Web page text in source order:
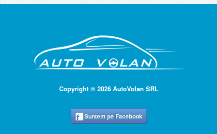
Copyright © 2026 AutoVolan SRL
Suntem pe Facebook